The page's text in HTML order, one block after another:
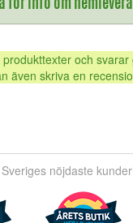
för info om
och
även skriva en
Sveriges nöjdaste